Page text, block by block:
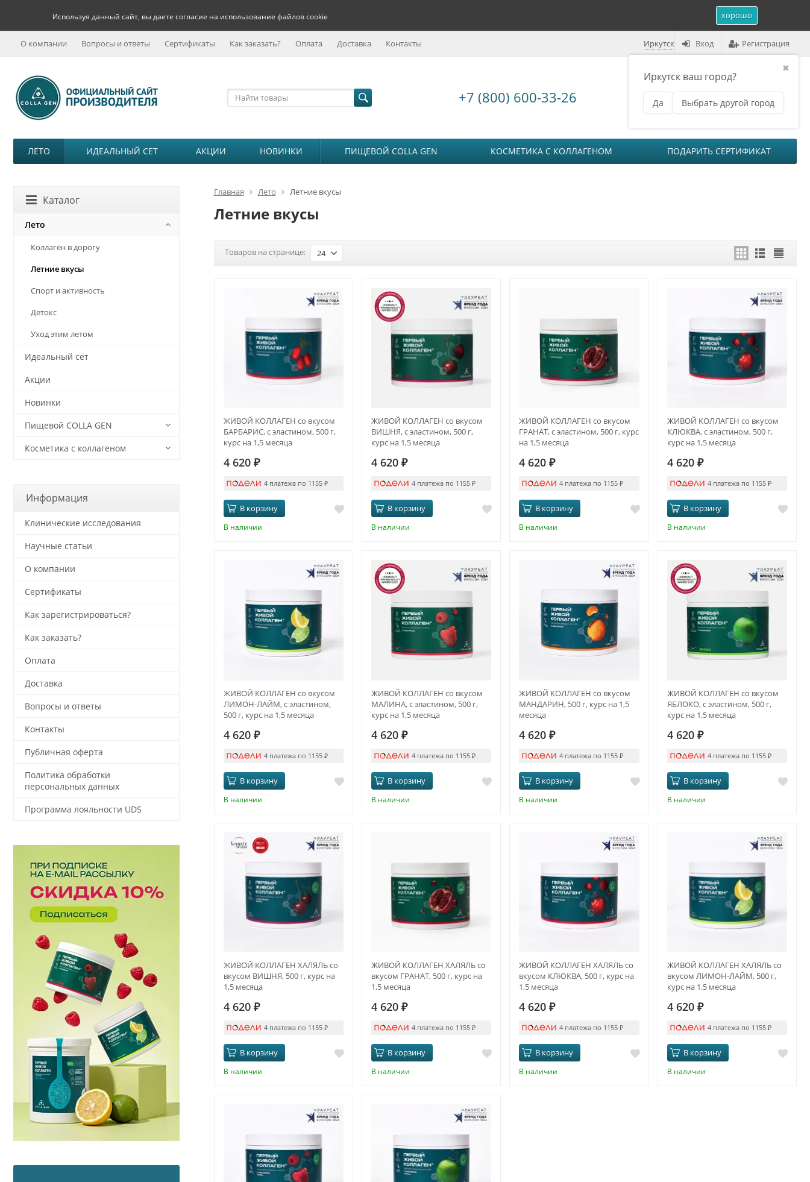
Используя данный сайт, вы даете согласие на использование файлов cookie хорошо
Иркутск
✖
Иркутск ваш город?
Да Выбрать другой город
Вход Регистрация
О компании Вопросы и ответы Сертификаты Как заказать? Оплата Доставка Контакты
+7 (800) 600-33-26 на сумму0₽
ЛЕТО ИДЕАЛЬНЫЙ СЕТ АКЦИИ НОВИНКИ ПИЩЕВОЙ COLLA GEN КОСМЕТИКА С КОЛЛАГЕНОМ ПОДАРИТЬ СЕРТИФИКАТ
Главная Лето Летние вкусы
Летние вкусы
Товаров на странице: 24
ЖИВОЙ КОЛЛАГЕН со вкусом
БАРБАРИС, с эластином, 500 г,
курс на 1,5 месяца
4 620 ₽
4 платежа по 1155₽
В корзину
В наличии
ЖИВОЙ КОЛЛАГЕН со вкусом
ВИШНЯ, с эластином, 500 г,
курс на 1,5 месяца
4 620 ₽
4 платежа по 1155₽
В корзину
В наличии
ЖИВОЙ КОЛЛАГЕН со вкусом
ГРАНАТ, с эластином, 500 г, курс
на 1,5 месяца
4 620₽
4 платежа по 1155 ₽
В корзину
В наличии
ЖИВОЙ КОЛЛАГЕН со вкусом
КЛЮКВА, с эластином, 500 г,
курс на 1,5 месяца
4 620 ₽
4 платежа по 1155₽
В корзину
В наличии
ЖИВОЙ КОЛЛАГЕН со вкусом
ЛИМОН-ЛАЙМ, с эластином,
500 г, курс на 1,5 месяца
4 620 ₽
4 платежа по 1155₽
В корзину
В наличии
ЖИВОЙ КОЛЛАГЕН со вкусом
МАЛИНА, с эластином, 500 г,
курс на 1,5 месяца
4 620 ₽
4 платежа по 1155₽
В корзину
В наличии
ЖИВОЙ КОЛЛАГЕН со вкусом
МАНДАРИН, 500 г, курс на 1,5
месяца
4 620₽
4 платежа по 1155 ₽
В корзину
В наличии
ЖИВОЙ КОЛЛАГЕН со вкусом
ЯБЛОКО, с эластином, 500 г,
курс на 1,5 месяца
4 620 ₽
4 платежа по 1155₽
В корзину
В наличии
ЖИВОЙ КОЛЛАГЕН ХАЛЯЛЬ со
вкусом ВИШНЯ, 500 г, курс на
1,5 месяца
4 620 ₽
4 платежа по 1155₽
В корзину
В наличии
ЖИВОЙ КОЛЛАГЕН ХАЛЯЛЬ со
вкусом ГРАНАТ, 500 г, курс на
1,5 месяца
4 620 ₽
4 платежа по 1155₽
В корзину
В наличии
ЖИВОЙ КОЛЛАГЕН ХАЛЯЛЬ со
вкусом КЛЮКВА, 500 г, курс на
1,5 месяца
4 620₽
4 платежа по 1155 ₽
В корзину
В наличии
ЖИВОЙ КОЛЛАГЕН ХАЛЯЛЬ со
вкусом ЛИМОН-ЛАЙМ, 500 г,
курс на 1,5 месяца
4 620 ₽
4 платежа по 1155₽
В корзину
В наличии
Каталог
Лето
Коллаген в дорогу
Летние вкусы
Спорт и активность
Детокс
Уход этим летом
Идеальный сет
Акции
Новинки
Пищевой COLLA GEN
Косметика с коллагеном
Информация
Клинические исследования
Научные статьи
О компании
Сертификаты
Как зарегистрироваться?
Как заказать?
Оплата
Доставка
Вопросы и ответы
Контакты
Публичная оферта
Политика обработки
персональных данных
Программа лояльности UDS